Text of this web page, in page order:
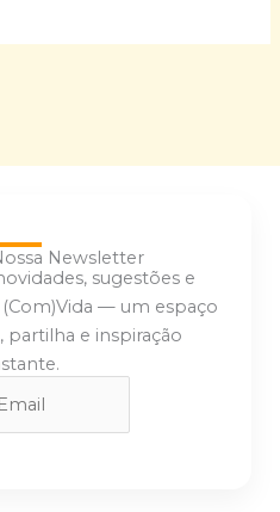
Newsletter
sugestões e
— um espaço
e inspiração